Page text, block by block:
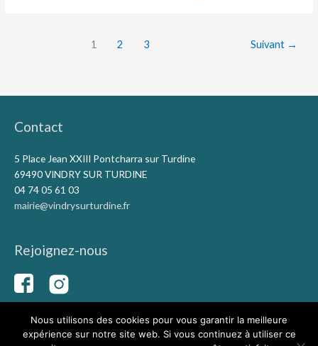
1 2 3 Suivant →
Contact
5 Place Jean XXIII Pontcharra sur Turdine
69490 VINDRY SUR TURDINE
04 74 05 61 03
mairie@vindrysurturdine.fr
Rejoignez-nous
Nous utilisons des cookies pour vous garantir la meilleure
expérience sur notre site web. Si vous continuez à utiliser ce